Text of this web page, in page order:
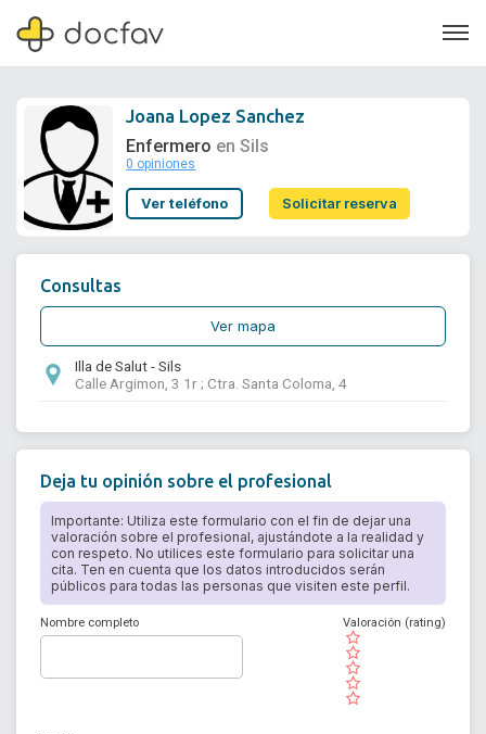
Soporte
Joana Lopez Sanchez
Enfermero en Sils
0 opiniones
Ver teléfono Solicitar reserva
Consultas
Ver mapa
Illa de Salut - Sils
Calle Argimon, 3 1r ; Ctra. Santa Coloma, 4
Deja tu opinión sobre el profesional
Importante: Utiliza este formulario con el fin de dejar una
valoración sobre el profesional, ajustándote a la realidad y
con respeto. No utilices este formulario para solicitar una
cita. Ten en cuenta que los datos introducidos serán
públicos para todas las personas que visiten este perfil.
Nombre completo
( )
( )
( )
( )
( )
Valoración (rating)